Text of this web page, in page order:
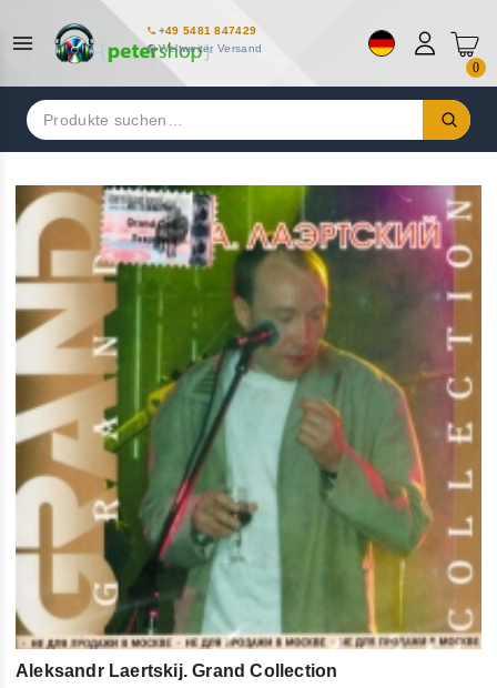
+49 5481 847429
Weltweiter Versand
0
Suchen
nach:
Aleksandr Laertskij. Grand Collection